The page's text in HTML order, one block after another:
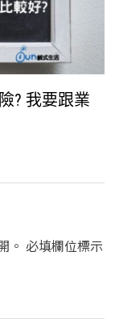
? 我要跟業
。 必填欄位標示